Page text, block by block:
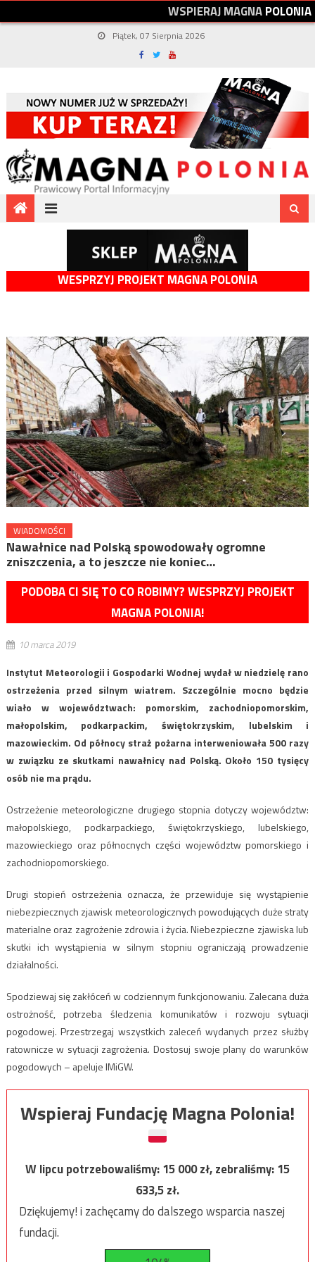
WSPIERAJMAGNAPOLONIA
Piątek, 07 Sierpnia 2026
WESPRZYJ PROJEKT MAGNA POLONIA
WIADOMOŚCI
Nawałnice nad Polską spowodowały ogromne
zniszczenia, a to jeszcze nie koniec…
PODOBA CI SIĘ TO CO ROBIMY? WESPRZYJ PROJEKT
MAGNA POLONIA!
10 marca 2019
Instytut Meteorologii i Gospodarki Wodnej wydał w niedzielę rano
ostrzeżenia przed silnym wiatrem. Szczególnie mocno będzie
wiało w województwach: pomorskim, zachodniopomorskim,
małopolskim, podkarpackim, świętokrzyskim, lubelskim i
mazowieckim. Od północy straż pożarna interweniowała 500 razy
w związku ze skutkami nawałnicy nad Polską. Około 150 tysięcy
osób nie ma prądu.
Ostrzeżenie meteorologiczne drugiego stopnia dotyczy województw:
małopolskiego, podkarpackiego, świętokrzyskiego, lubelskiego,
mazowieckiego oraz północnych części województw pomorskiego i
zachodniopomorskiego.
Drugi stopień ostrzeżenia oznacza, że przewiduje się wystąpienie
niebezpiecznych zjawisk meteorologicznych powodujących duże straty
materialne oraz zagrożenie zdrowia i życia. Niebezpieczne zjawiska lub
skutki ich wystąpienia w silnym stopniu ograniczają prowadzenie
działalności.
Spodziewaj się zakłóceń w codziennym funkcjonowaniu. Zalecana duża
ostrożność, potrzeba śledzenia komunikatów i rozwoju sytuacji
pogodowej. Przestrzegaj wszystkich zaleceń wydanych przez służby
ratownicze w sytuacji zagrożenia. Dostosuj swoje plany do warunków
pogodowych – apeluje IMiGW.
Wspieraj Fundację Magna Polonia!
W lipcu potrzebowaliśmy:15 000zł, zebraliśmy:15
633,5zł.
Dziękujemy! i zachęcamy do dalszego wsparcia naszej
fundacji.